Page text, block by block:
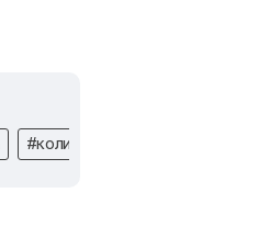
#количество погибших